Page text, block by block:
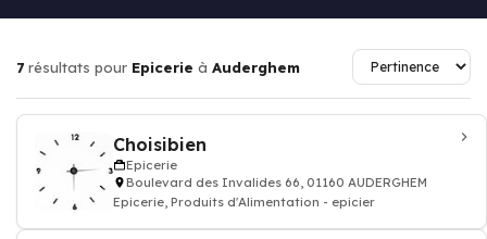
7 résultats pour Epicerie à Auderghem
Choisibien
Epicerie
Boulevard des Invalides 66, 01160 AUDERGHEM
Epicerie, Produits d'Alimentation - epicier